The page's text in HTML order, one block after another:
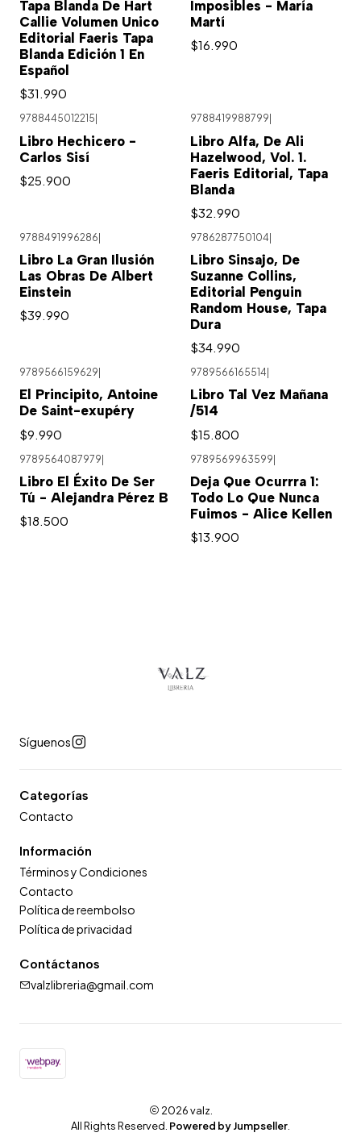
Tapa Blanda De Hart
Callie Volumen Unico
Editorial Faeris Tapa
Blanda Edición 1 En
Español
$31.990
Imposibles - María
Martí
$16.990
9788445012215
Libro Hechicero -
Carlos Sisí
$25.900
9788419988799
Libro Alfa, De Ali
Hazelwood, Vol. 1.
Faeris Editorial, Tapa
Blanda
$32.990
9788491996286
Libro La Gran Ilusión
Las Obras De Albert
Einstein
$39.990
9786287750104
Libro Sinsajo, De
Suzanne Collins,
Editorial Penguin
Random House, Tapa
Dura
$34.990
9789566159629
El Principito, Antoine
De Saint-exupéry
$9.990
9789566165514
Libro Tal Vez Mañana
/514
$15.800
9789564087979|
Libro El Éxito De Ser
Tú - Alejandra Pérez B
$18.500
9789569963599|
Deja Que Ocurrra 1:
Todo Lo Que Nunca
Fuimos - Alice Kellen
$13.900
Síguenos
Categorías
Contacto
Información
Términos y Condiciones
Contacto
Política de reembolso
Política de privacidad
Contáctanos
valzlibreria@gmail.com
2026 valz.
All Rights Reserved. Powered by Jumpseller